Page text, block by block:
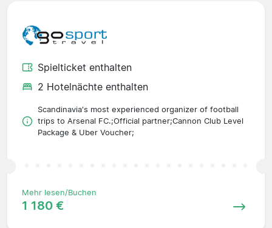
Spielticket enthalten
2 Hotelnächte enthalten
Scandinavia's most experienced organizer of football
trips to Arsenal FC.;Official partner;Cannon Club Level
Package & Uber Voucher;
Mehr lesen/Buchen
1 180 €